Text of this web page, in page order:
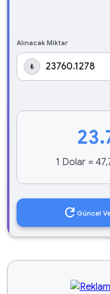
Alınacak Miktar
₺
1 Dolar =
refresh Güncel